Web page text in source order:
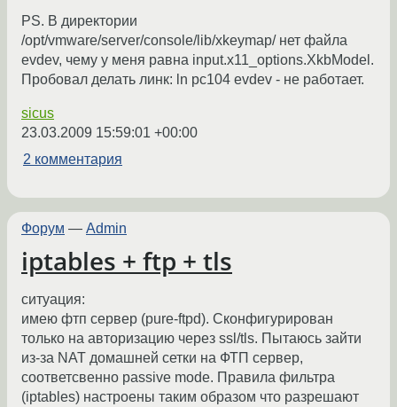
PS. В директории
/opt/vmware/server/console/lib/xkeymap/ нет файла
evdev, чему у меня равна input.x11_options.XkbModel.
Пробовал делать линк: ln pc104 evdev - не работает.
sicus
23.03.2009 15:59:01 +00:00
2 комментария
Форум — Admin
iptables + ftp + tls
ситуация:
имею фтп сервер (pure-ftpd). Сконфигурирован
только на авторизацию через ssl/tls. Пытаюсь зайти
из-за NAT домашней сетки на ФТП сервер,
соответсвенно passive mode. Правила фильтра
(iptables) настроены таким образом что разрешают